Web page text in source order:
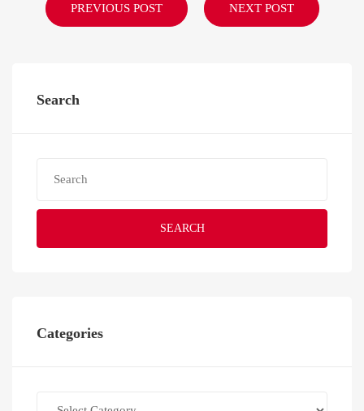
PREVIOUS POST NEXT POST
Search
SEARCH
Categories